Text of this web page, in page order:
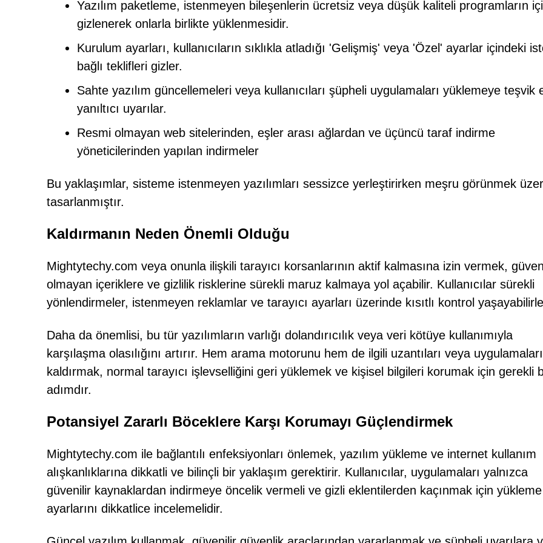
Yazılım paketleme, istenmeyen bileşenlerin ücretsiz veya düşük kaliteli programların
gizlenerek onlarla birlikte yüklenmesidir.
Kurulum ayarları, kullanıcıların sıklıkla atladığı 'Gelişmiş' veya 'Özel' ayarlar içindeki
bağlı teklifleri gizler.
Sahte yazılım güncellemeleri veya kullanıcıları şüpheli uygulamaları yüklemeye teşvik
yanıltıcı uyarılar.
Resmi olmayan web sitelerinden, eşler arası ağlardan ve üçüncü taraf indirme
yöneticilerinden yapılan indirmeler
Bu yaklaşımlar, sisteme istenmeyen yazılımları sessizce yerleştirirken meşru görünmek
tasarlanmıştır.
Kaldırmanın Neden Önemli Olduğu
Mightytechy.com veya onunla ilişkili tarayıcı korsanlarının aktif kalmasına izin vermek,
olmayan içeriklere ve gizlilik risklerine sürekli maruz kalmaya yol açabilir. Kullanıcılar sürekli
yönlendirmeler, istenmeyen reklamlar ve tarayıcı ayarları üzerinde kısıtlı kontrol
Daha da önemlisi, bu tür yazılımların varlığı dolandırıcılık veya veri kötüye kullanımıyla
karşılaşma olasılığını artırır. Hem arama motorunu hem de ilgili uzantıları veya uygulamaları
kaldırmak, normal tarayıcı işlevselliğini geri yüklemek ve kişisel bilgileri korumak için gerekli
adımdır.
Potansiyel Zararlı Böceklere Karşı Korumayı Güçlendirmek
Mightytechy.com ile bağlantılı enfeksiyonları önlemek, yazılım yükleme ve internet kullanım
alışkanlıklarına dikkatli ve bilinçli bir yaklaşım gerektirir. Kullanıcılar, uygulamaları yalnızca
güvenilir kaynaklardan indirmeye öncelik vermeli ve gizli eklentilerden kaçınmak için yükleme
ayarlarını dikkatlice incelemelidir.